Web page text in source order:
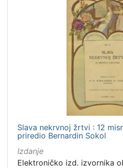
Slava nekrvnoj žrtvi : 12
priredio Bernardin Sokol
Izdanje
Elektroničko izd. izvornika